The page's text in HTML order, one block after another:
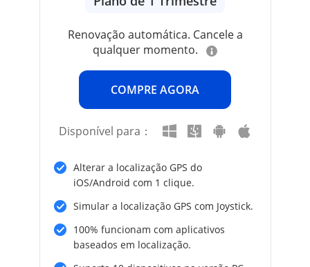
Renovação automática. Cancele a
qualquer momento.
COMPRE AGORA
Disponível para：
Alterar a localização GPS do
iOS/Android com 1 clique.
Simular a localização GPS com Joystick.
100% funcionam com aplicativos
baseados em localização.